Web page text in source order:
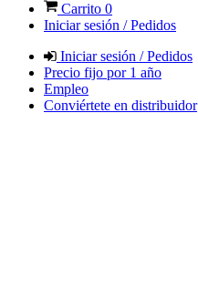
Carrito 0
Iniciar sesión / Pedidos
Iniciar sesión / Pedidos
Precio fijo por 1 año
Empleo
Conviértete en distribuidor